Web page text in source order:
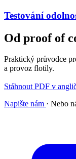
Testování
Od proof of
Praktický průvodce
a provoz flotily.
Stáhnout PDF v
Napište nám · Nebo